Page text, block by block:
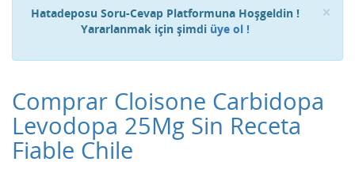
×
Hatadeposu Soru-Cevap Platformuna Hoşgeldin !
Yararlanmak için şimdi üye ol !
Comprar Cloisone Carbidopa
Levodopa 25Mg Sin Receta
Fiable Chile